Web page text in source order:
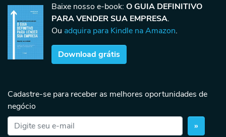
Baixe nosso e-book: O GUIA DEFINITIVO
PARA VENDER SUA EMPRESA.
Ou adquira para Kindle na Amazon.
Download grátis
Cadastre-se para receber as melhores oportunidades de
negócio
»